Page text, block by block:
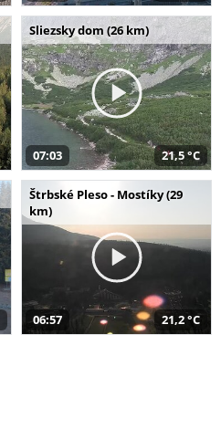
Sliezsky dom (26 km)
07:03 21,5 °C
Štrbské Pleso - Mostíky (29
km)
06:57 21,2 °C